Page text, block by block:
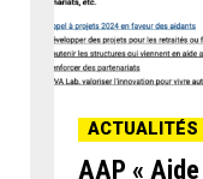
ACTUALITÉS
AAP «